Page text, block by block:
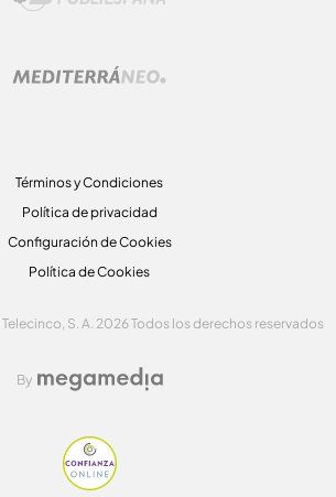
Términos y Condiciones
Política de privacidad
Configuración de Cookies
Política de Cookies
S. A. 2026 Todos los derechos reservados
By